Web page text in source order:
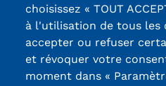
CAPTCHA
Math question (6 + 10 =)
Trouvez la solution de ce
choisissez « TOUT
à l'utilisation de tous les
accepter ou refuser
et révoquer votre
moment dans «